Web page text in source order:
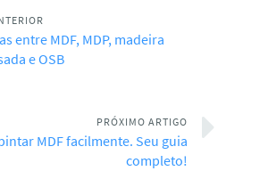
entre MDF, MDP, madeira
e OSB
PRÓXIMO ARTIGO
MDF facilmente. Seu guia
completo!